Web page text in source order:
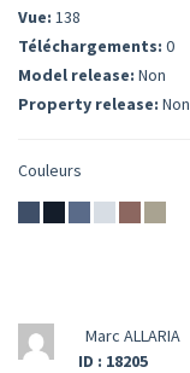
Vue: 138
Téléchargements: 0
Model release: Non
Property release: Non
Couleurs
Marc ALLARIA
ID : 18205